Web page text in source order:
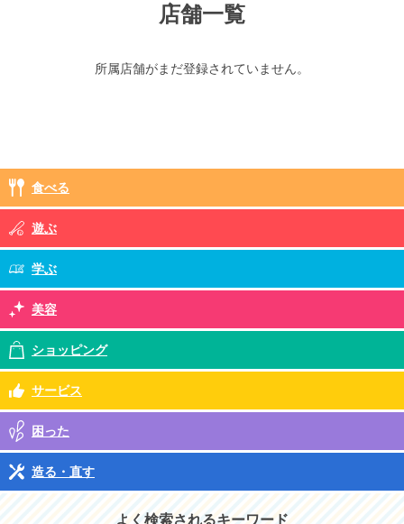
店舗一覧
所属店舗がまだ登録されていません。
食べる
遊ぶ
学ぶ
美容
ショッピング
サービス
困った
造る・直す
よく検索されるキーワード